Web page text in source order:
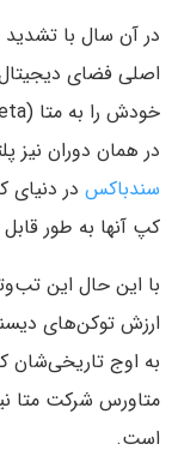
در آن سال با تشدید
اصلی فضای
در همان دوران نیز
سندباکس در دنیای
کپ آنها به طور
با این حال این
به اوج
است.